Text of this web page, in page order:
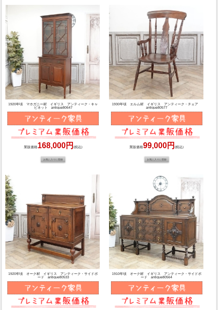
1920年頃 マホガニー材 イギリス アンティーク・キャ
ビネット antique80647
業販価格168,000円(税込)
1930年頃 エルム材 イギリス アンティーク・チェア
antique80577
業販価格99,000円(税込)
1920年頃 オーク材 イギリス アンティーク・サイドボ
ード antique80533
1910年頃 オーク材 イギリス アンティーク・サイドボ
ード antique80564